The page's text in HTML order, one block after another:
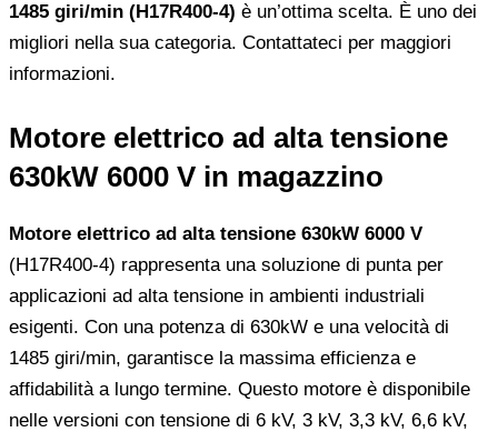
1485 giri/min (H17R400-4) è un’ottima scelta. È uno dei
migliori nella sua categoria. Contattateci per maggiori
informazioni.
Motore elettrico ad alta tensione
630kW 6000 V in magazzino
Motore elettrico ad alta tensione 630kW 6000 V
(H17R400-4) rappresenta una soluzione di punta per
applicazioni ad alta tensione in ambienti industriali
esigenti. Con una potenza di 630kW e una velocità di
1485 giri/min, garantisce la massima efficienza e
affidabilità a lungo termine. Questo motore è disponibile
nelle versioni con tensione di 6 kV, 3 kV, 3,3 kV, 6,6 kV,